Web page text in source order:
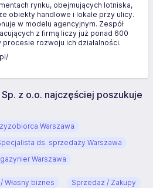
rynku, obejmujących lotniska,
obiekty handlowe i lokale przy ulicy.
w modelu agencyjnym. Zespół
z firmą liczy już ponad 600
rozwoju ich działalności.
z o.o. najczęściej poszukuje
Warszawa
ds. sprzedaży Warszawa
Warszawa
Własny biznes
Sprzedaż / Zakupy